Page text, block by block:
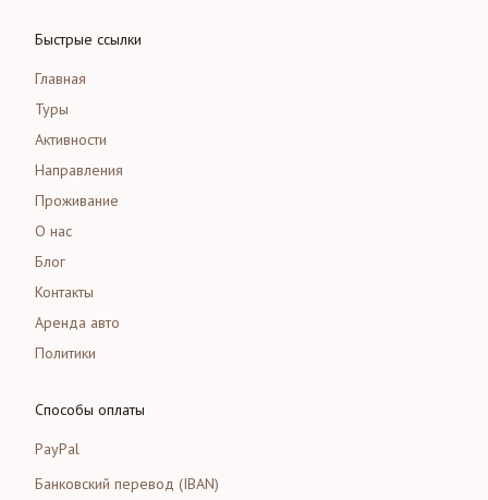
Быстрые ссылки
Главная
Туры
Активности
Направления
Проживание
О нас
Блог
Контакты
Аренда авто
Политики
Способы оплаты
PayPal
Банковский перевод (IBAN)